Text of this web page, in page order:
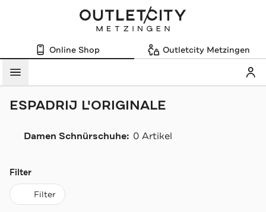
Online Shop Outletcity Metzingen
Menü
ESPADRIJ L'ORIGINALE
Damen Schnürschuhe: 0 Artikel
Filter
Filter